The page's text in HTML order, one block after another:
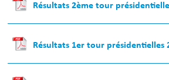
Résultats 2ème tour
Résultats 1er tour présidentielles